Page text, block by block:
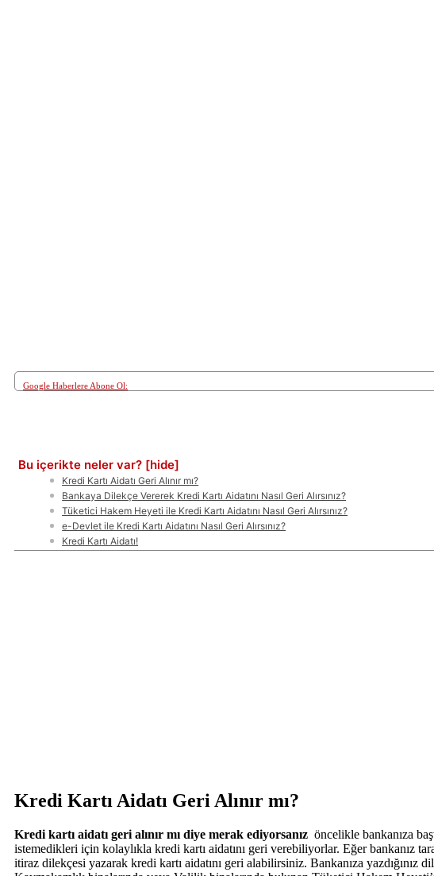
Google Haberlere Abone Ol:
Bu içerikte neler var? [hide]
Kredi Kartı Aidatı Geri Alınır mı?
Bankaya Dilekçe Vererek Kredi Kartı Aidatını Nasıl Geri Alırsınız?
Tüketici Hakem Heyeti ile Kredi Kartı Aidatını Nasıl Geri Alırsınız?
e-Devlet ile Kredi Kartı Aidatını Nasıl Geri Alırsınız?
Kredi Kartı Aidatı!
Kredi Kartı Aidatı Geri Alınır mı?
Kredi kartı aidatı geri alınır mı diye merak ediyorsanız öncelikle bankanıza
istemedikleri için kolaylıkla kredi kartı aidatını geri verebiliyorlar. Eğer bankanız
itiraz dilekçesi yazarak kredi kartı aidatını geri alabilirsiniz. Bankanıza